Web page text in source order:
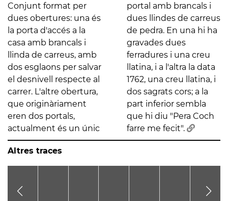
Conjunt format per
dues obertures: una és
la porta d'accés a la
casa amb brancals i
llinda de carreus, amb
dos esglaons per salvar
el desnivell respecte al
carrer. L'altre obertura,
que originàriament
eren dos portals,
actualment és un únic
portal amb brancals i
dues llindes de carreus
de pedra. En una hi ha
gravades dues
ferradures i una creu
llatina, i a l'altra la data
1762, una creu llatina, i
dos sagrats cors; a la
part inferior sembla
que hi diu "Pera Coch
farre me fecit".
Altres traces